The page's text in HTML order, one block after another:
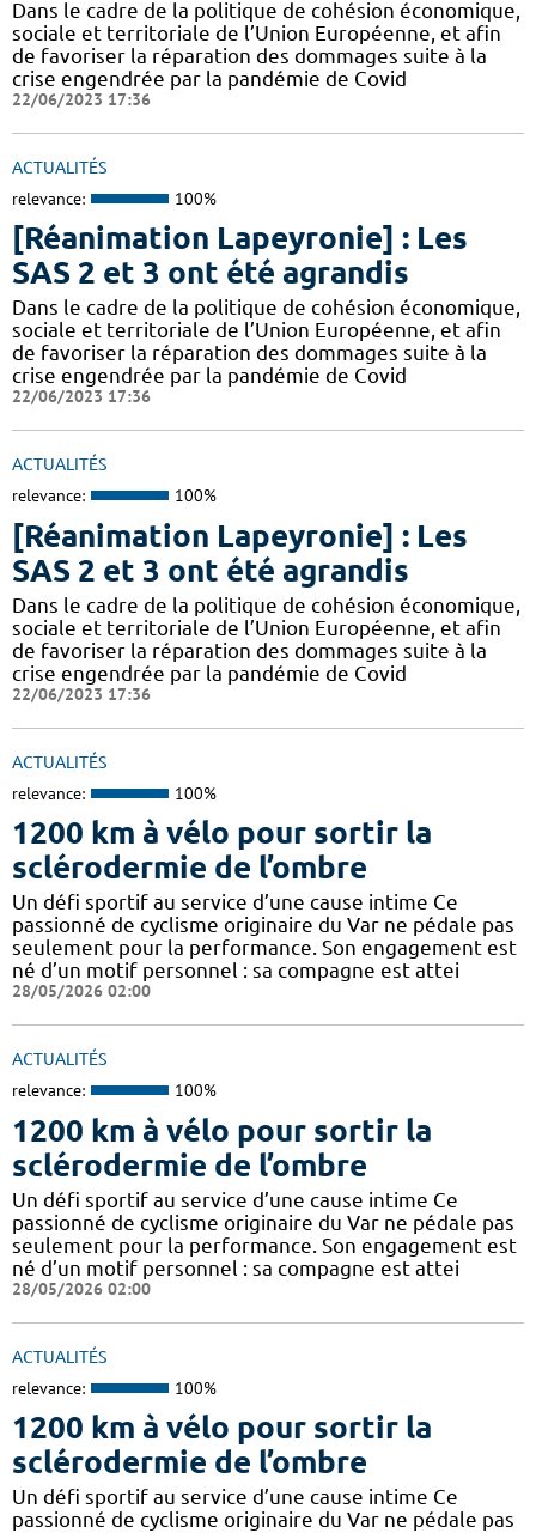
Dans le cadre de la politique de cohésion économique,
sociale et territoriale de l’Union Européenne, et afin
de favoriser la réparation des dommages suite à la
crise engendrée par la pandémie de Covid
22/06/2023 17:36
ACTUALITÉS
relevance: 100%
[Réanimation Lapeyronie] : Les
SAS 2 et 3 ont été agrandis
Dans le cadre de la politique de cohésion économique,
sociale et territoriale de l’Union Européenne, et afin
de favoriser la réparation des dommages suite à la
crise engendrée par la pandémie de Covid
22/06/2023 17:36
ACTUALITÉS
relevance: 100%
[Réanimation Lapeyronie] : Les
SAS 2 et 3 ont été agrandis
Dans le cadre de la politique de cohésion économique,
sociale et territoriale de l’Union Européenne, et afin
de favoriser la réparation des dommages suite à la
crise engendrée par la pandémie de Covid
22/06/2023 17:36
ACTUALITÉS
relevance: 100%
1200 km à vélo pour sortir la
sclérodermie de l’ombre
Un défi sportif au service d’une cause intime Ce
passionné de cyclisme originaire du Var ne pédale pas
seulement pour la performance. Son engagement est
né d’un motif personnel : sa compagne est attei
28/05/2026 02:00
ACTUALITÉS
relevance: 100%
1200 km à vélo pour sortir la
sclérodermie de l’ombre
Un défi sportif au service d’une cause intime Ce
passionné de cyclisme originaire du Var ne pédale pas
seulement pour la performance. Son engagement est
né d’un motif personnel : sa compagne est attei
28/05/2026 02:00
ACTUALITÉS
relevance: 100%
1200 km à vélo pour sortir la
sclérodermie de l’ombre
Un défi sportif au service d’une cause intime Ce
passionné de cyclisme originaire du Var ne pédale pas